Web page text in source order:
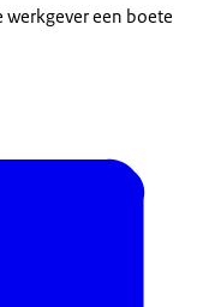
werkgever een boete